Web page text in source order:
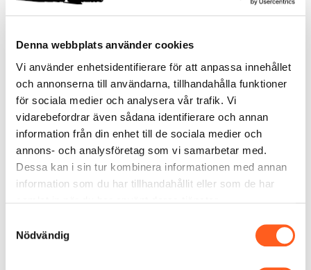
Denna webbplats använder cookies
Vi använder enhetsidentifierare för att anpassa innehållet
och annonserna till användarna, tillhandahålla funktioner
för sociala medier och analysera vår trafik. Vi
vidarebefordrar även sådana identifierare och annan
information från din enhet till de sociala medier och
annons- och analysföretag som vi samarbetar med.
Dessa kan i sin tur kombinera informationen med annan
information som du har tillhandahållit eller som de har
Nödvändig
Teknisk info
Täckande bredd: 1050 mm
Minsta längd:
520 mm
Maximal längd: 7500 mm
Lägsta taklutning: